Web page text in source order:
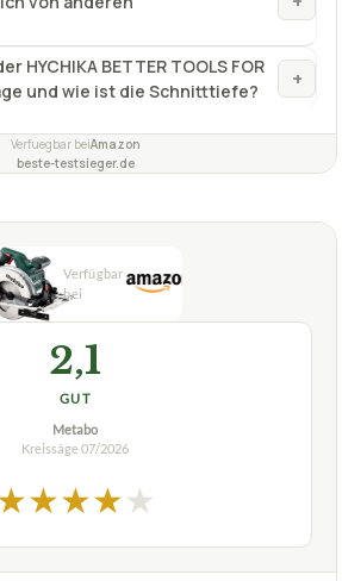
HYCHIKA BETTER TOOLS FOR
und wie ist die Schnitttiefe?
+
Verfuegbar beiAmazon
beste-testsieger.de
2,1
GUT
Metabo
Kreissäge 07/2026
★★★★